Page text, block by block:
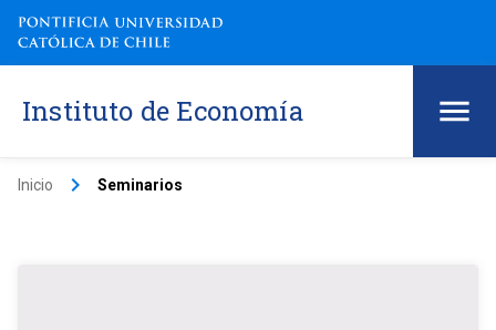
Instituto de Economía
Inicio keyboard_arrow_right Seminarios